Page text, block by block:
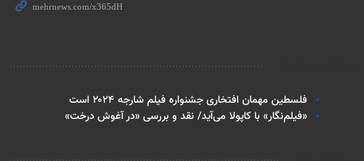
فلسطین مهمان افتخاری جشنواره فیلم شارجه ۲۰۲۴ است
«فیلم‌نگار» با کاپولا می‌آید/ نقد و بررسی «در آغوش درخت»